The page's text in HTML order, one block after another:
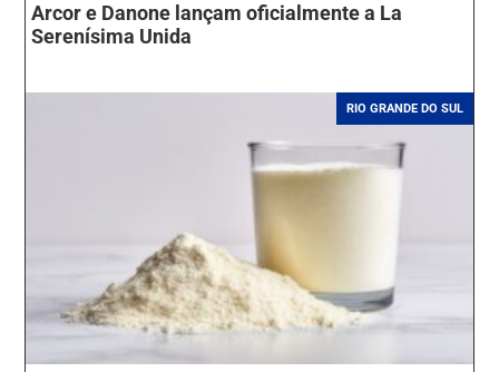
Arcor e Danone lançam oficialmente a La
Serenísima Unida
RIO GRANDE DO SUL